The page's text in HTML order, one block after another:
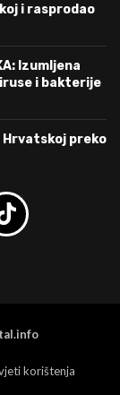
i rasprodao
Izumljena
i bakterije
Hrvatskoj preko
korištenja